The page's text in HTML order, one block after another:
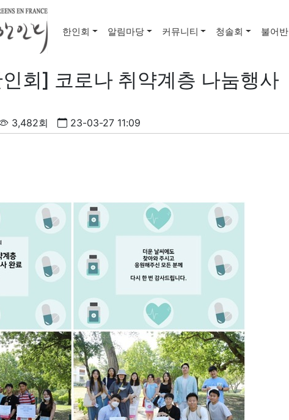
한인회 알림마당 커뮤니티 청솔회 불어반
회] 코로나 취약계층 나눔행사
3,482회 23-03-27 11:09